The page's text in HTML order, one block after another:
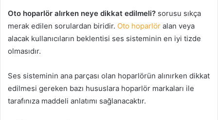
Oto hoparlör alırken neye dikkat edilmeli? sorusu sıkça
merak edilen sorulardan biridir. Oto hoparlör alan veya
alacak kullanıcıların beklentisi ses sisteminin en iyi tizde
olmasıdır.
Ses sisteminin ana parçası olan hoparlörün alınırken dikkat
edilmesi gereken bazı hususlara hoparlör markaları ile
tarafınıza maddeli anlatımı sağlanacaktır.